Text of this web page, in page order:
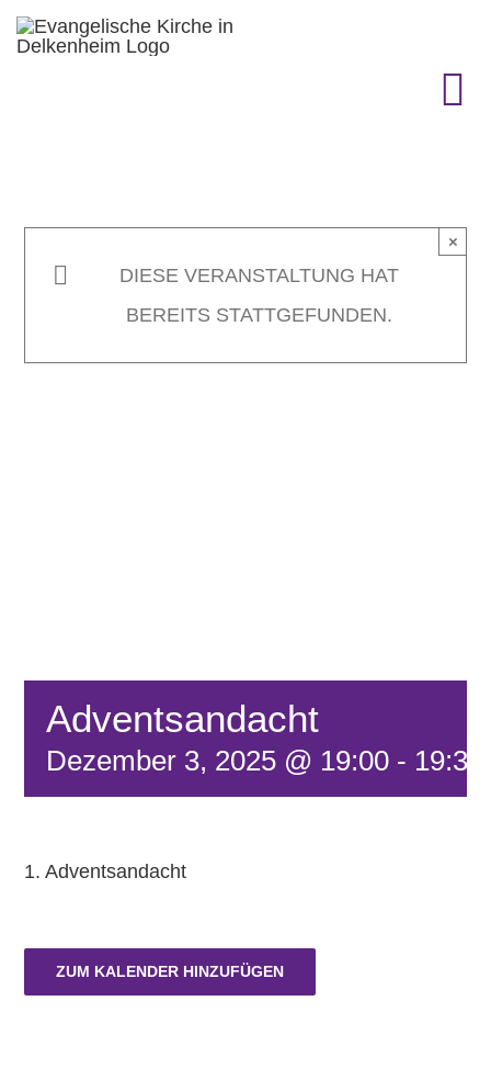
Zum
Inhalt
DIESE VERANSTALTUNG HAT
BEREITS STATTGEFUNDEN.
×
Adventsandacht
Dezember 3, 2025 @ 19:00 - 19:30
1. Adventsandacht
ZUM KALENDER HINZUFÜGEN